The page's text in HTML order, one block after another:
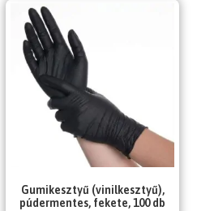
Gumikesztyű (vinilkesztyű),
púdermentes, fekete, 100 db